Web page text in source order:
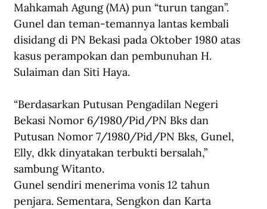
Mahkamah Agung (MA) pun “turun tangan”.
Gunel dan teman-temannya lantas kembali
disidang di PN Bekasi pada Oktober 1980 atas
kasus perampokan dan pembunuhan H.
Sulaiman dan Siti Haya.
“Berdasarkan Putusan Pengadilan Negeri
Bekasi Nomor 6/1980/Pid/PN Bks dan
Putusan Nomor 7/1980/Pid/PN Bks, Gunel,
Elly, dkk dinyatakan terbukti bersalah,”
sambung Witanto.
Gunel sendiri menerima vonis 12 tahun
penjara. Sementara, Sengkon dan Karta